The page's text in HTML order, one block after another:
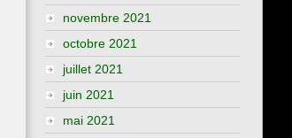
novembre 2021
octobre 2021
juillet 2021
juin 2021
mai 2021